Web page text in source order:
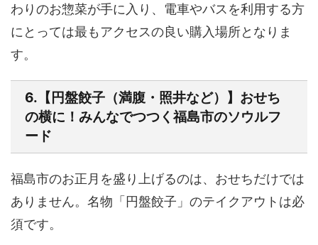
わりのお惣菜が手に入り、電車やバスを利用する方
にとっては最もアクセスの良い購入場所となりま
す。
6.【円盤餃子（満腹・照井など）】おせち
の横に！みんなでつつく福島市のソウルフ
ード
福島市のお正月を盛り上げるのは、おせちだけでは
ありません。名物「円盤餃子」のテイクアウトは必
須です。